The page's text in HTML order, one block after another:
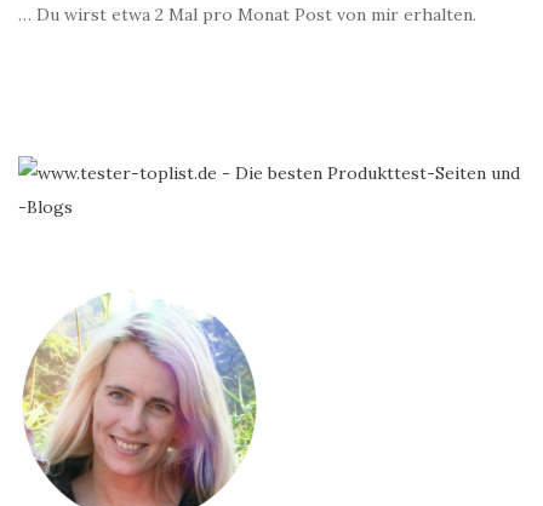
… Du wirst etwa 2 Mal pro Monat Post von mir erhalten.